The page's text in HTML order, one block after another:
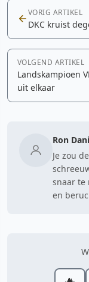
VORIG ARTIKEL
DKC kruist
VOLGEND ARTIKEL
Landskampioen
uit elkaar
Ron
Je zou
snaar te
en